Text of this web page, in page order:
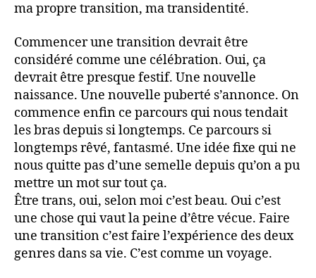
ma propre transition, ma transidentité.
Commencer une transition devrait être
considéré comme une célébration. Oui, ça
devrait être presque festif. Une nouvelle
naissance. Une nouvelle puberté s’annonce. On
commence enfin ce parcours qui nous tendait
les bras depuis si longtemps. Ce parcours si
longtemps rêvé, fantasmé. Une idée fixe qui ne
nous quitte pas d’une semelle depuis qu’on a pu
mettre un mot sur tout ça.
Être trans, oui, selon moi c’est beau. Oui c’est
une chose qui vaut la peine d’être vécue. Faire
une transition c’est faire l’expérience des deux
genres dans sa vie. C’est comme un voyage.